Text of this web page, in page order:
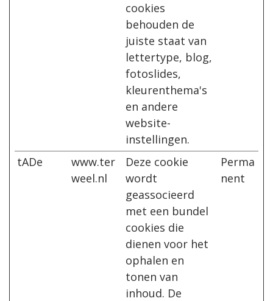
cookies
behouden de
juiste staat van
lettertype, blog,
fotoslides,
kleurenthema's
en andere
website-
instellingen.
tADe
www.ter
weel.nl
Deze cookie
wordt
geassocieerd
met een bundel
cookies die
dienen voor het
ophalen en
tonen van
inhoud. De
Perma
nent